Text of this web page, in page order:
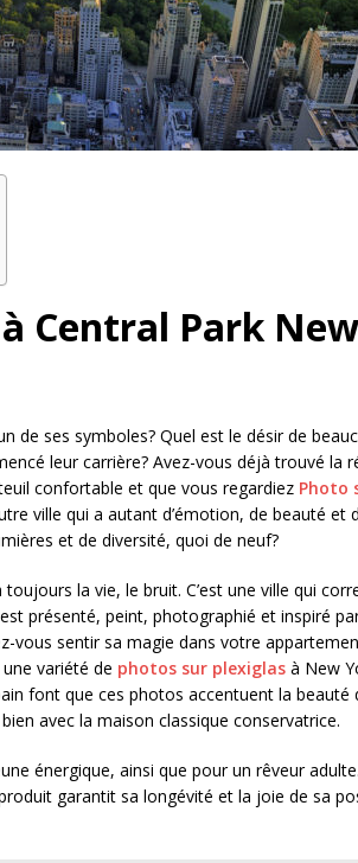
Central Park New
de ses symboles? Quel est le désir de
leur carrière? Avez-vous déjà trouvé la
confortable et que vous regardiez Photo
ville qui a autant d’émotion, de beauté et
et de diversité, quoi de neuf?
la vie, le bruit. C’est une ville qui
présenté, peint, photographié et inspiré
vous sentir sa magie dans votre
variété de photos sur plexiglas à New
font que ces photos accentuent la beauté
avec la maison classique conservatrice.
énergique, ainsi que pour un rêveur adulte.
garantit sa longévité et la joie de sa